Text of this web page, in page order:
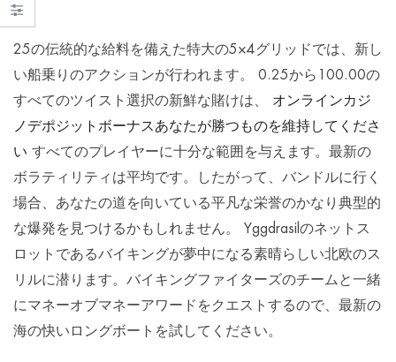
25の伝統的な給料を備えた特大の5×4グリッドでは、新し
い船乗りのアクションが行われます。 0.25から100.00の
すべてのツイスト選択の新鮮な賭けは、 オンラインカジ
ノデポジットボーナスあなたが勝つものを維持してくださ
い すべてのプレイヤーに十分な範囲を与えます。最新の
ボラティリティは平均です。したがって、バンドルに行く
場合、あなたの道を向いている平凡な栄誉のかなり典型的
な爆発を見つけるかもしれません。 Yggdrasilのネットス
ロットであるバイキングが夢中になる素晴らしい北欧のス
リルに潜ります。バイキングファイターズのチームと一緒
にマネーオブマネーアワードをクエストするので、最新の
海の快いロングボートを試してください。